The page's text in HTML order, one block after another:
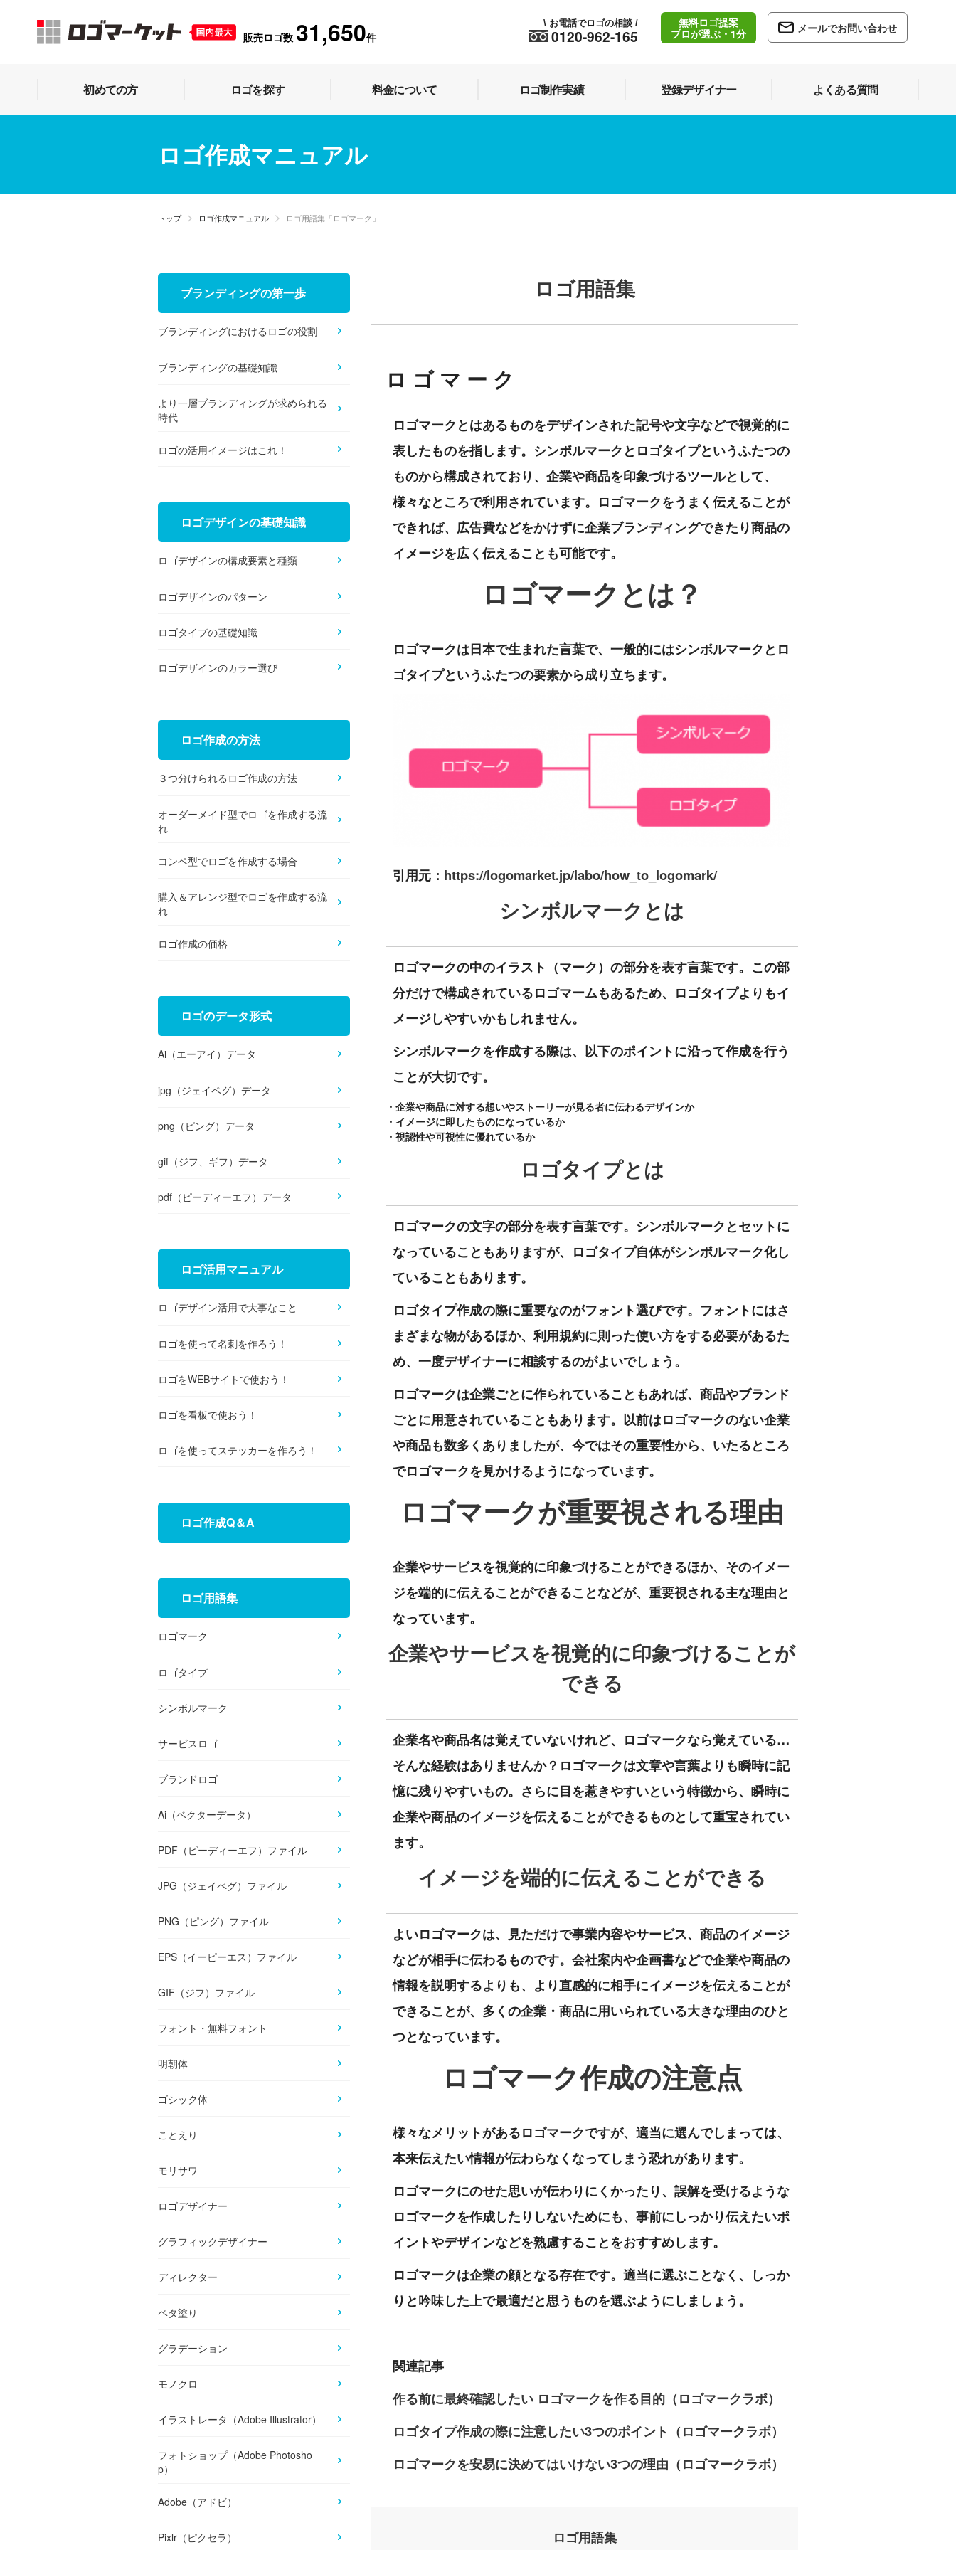
販売ロゴ数 31,650件 0120-962-165
\ お電話でロゴの相談 /
無料ロゴ提案
プロが選ぶ・1分
メールでお問い合わせ
初めての方 ロゴを探す 料金について ロゴ制作実績 登録デザイナー よくある質問
ロゴ作成マニュアル
トップ ロゴ作成マニュアル ロゴ用語集「ロゴマーク」
ロゴ用語集
ロゴマーク
ロゴマークとはあるものをデザインされた記号や文字などで視覚的に
表したものを指します。シンボルマークとロゴタイプというふたつの
ものから構成されており、企業や商品を印象づけるツールとして、
様々なところで利用されています。ロゴマークをうまく伝えることが
できれば、広告費などをかけずに企業ブランディングできたり商品の
イメージを広く伝えることも可能です。
ロゴマークとは？
ロゴマークは日本で生まれた言葉で、一般的にはシンボルマークとロ
ゴタイプというふたつの要素から成り立ちます。
引用元： https://logomarket.jp/labo/how_to_logomark/
シンボルマークとは
ロゴマークの中のイラスト（マーク）の部分を表す言葉です。この部
分だけで構成されているロゴマームもあるため、ロゴタイプよりもイ
メージしやすいかもしれません。
シンボルマークを作成する際は、以下のポイントに沿って作成を行う
ことが大切です。
・企業や商品に対する想いやストーリーが見る者に伝わるデザインか
・イメージに即したものになっているか
・視認性や可視性に優れているか
ロゴタイプとは
ロゴマークの文字の部分を表す言葉です。シンボルマークとセットに
なっていることもありますが、ロゴタイプ自体がシンボルマーク化し
ていることもあります。
ロゴタイプ作成の際に重要なのがフォント選びです。フォントにはさ
まざまな物があるほか、利用規約に則った使い方をする必要があるた
め、一度デザイナーに相談するのがよいでしょう。
ロゴマークは企業ごとに作られていることもあれば、商品やブランド
ごとに用意されていることもあります。以前はロゴマークのない企業
や商品も数多くありましたが、今ではその重要性から、いたるところ
でロゴマークを見かけるようになっています。
ロゴマークが重要視される理由
企業やサービスを視覚的に印象づけることができるほか、そのイメー
ジを端的に伝えることができることなどが、重要視される主な理由と
なっています。
企業やサービスを視覚的に印象づけることが
できる
企業名や商品名は覚えていないけれど、ロゴマークなら覚えている…
そんな経験はありませんか？ロゴマークは文章や言葉よりも瞬時に記
憶に残りやすいもの。さらに目を惹きやすいという特徴から、瞬時に
企業や商品のイメージを伝えることができるものとして重宝されてい
ます。
イメージを端的に伝えることができる
よいロゴマークは、見ただけで事業内容やサービス、商品のイメージ
などが相手に伝わるものです。会社案内や企画書などで企業や商品の
情報を説明するよりも、より直感的に相手にイメージを伝えることが
できることが、多くの企業・商品に用いられている大きな理由のひと
つとなっています。
ロゴマーク作成の注意点
様々なメリットがあるロゴマークですが、適当に選んでしまっては、
本来伝えたい情報が伝わらなくなってしまう恐れがあります。
ロゴマークにのせた思いが伝わりにくかったり、誤解を受けるような
ロゴマークを作成したりしないためにも、事前にしっかり伝えたいポ
イントやデザインなどを熟慮することをおすすめします。
ロゴマークは企業の顔となる存在です。適当に選ぶことなく、しっか
りと吟味した上で最適だと思うものを選ぶようにしましょう。
関連記事
作る前に最終確認したい ロゴマークを作る目的（ロゴマークラボ）
ロゴタイプ作成の際に注意したい3つのポイント（ロゴマークラボ）
ロゴマークを安易に決めてはいけない3つの理由（ロゴマークラボ）
ロゴ用語集
ブランディングの第一歩
ブランディングにおけるロゴの役割
ブランディングの基礎知識
より一層ブランディングが求められる
時代
ロゴの活用イメージはこれ！
ロゴデザインの基礎知識
ロゴデザインの構成要素と種類
ロゴデザインのパターン
ロゴタイプの基礎知識
ロゴデザインのカラー選び
ロゴ作成の方法
３つ分けられるロゴ作成の方法
オーダーメイド型でロゴを作成する流
れ
コンペ型でロゴを作成する場合
購入＆アレンジ型でロゴを作成する流
れ
ロゴ作成の価格
ロゴのデータ形式
Ai（エーアイ）データ
jpg（ジェイペグ）データ
png（ピング）データ
gif（ジフ、ギフ）データ
pdf（ピーディーエフ）データ
ロゴ活用マニュアル
ロゴデザイン活用で大事なこと
ロゴを使って名刺を作ろう！
ロゴをWEBサイトで使おう！
ロゴを看板で使おう！
ロゴを使ってステッカーを作ろう！
ロゴ作成Q＆A
ロゴ用語集
ロゴマーク
ロゴタイプ
シンボルマーク
サービスロゴ
ブランドロゴ
Ai（ベクターデータ）
PDF（ピーディーエフ）ファイル
JPG（ジェイペグ）ファイル
PNG（ピング）ファイル
EPS（イーピーエス）ファイル
GIF（ジフ）ファイル
フォント・無料フォント
明朝体
ゴシック体
ことえり
モリサワ
ロゴデザイナー
グラフィックデザイナー
ディレクター
ベタ塗り
グラデーション
モノクロ
イラストレータ（Adobe Illustrator）
フォトショップ（Adobe Photosho
p）
Adobe（アドビ）
Pixlr（ピクセラ）